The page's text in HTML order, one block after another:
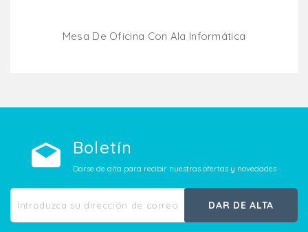
Mesa De Oficina Con Ala Informática
Boletín
Darse de alta para recibir nuestras ofertas y novedades
DAR DE ALTA